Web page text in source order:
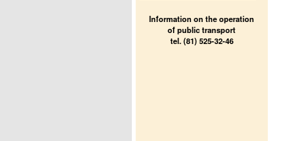
Information on the operation
of public transport
tel. (81) 525-32-46